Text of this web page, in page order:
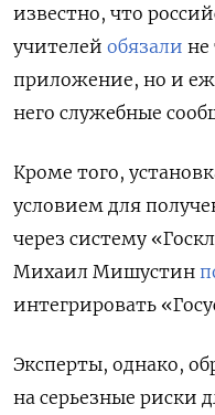
известно, что
учителей обязали не
приложение, но и
него служебные
Кроме того,
условием для
через систему
Михаил Мишустин
интегрировать
Эксперты, однако,
на серьезные риски